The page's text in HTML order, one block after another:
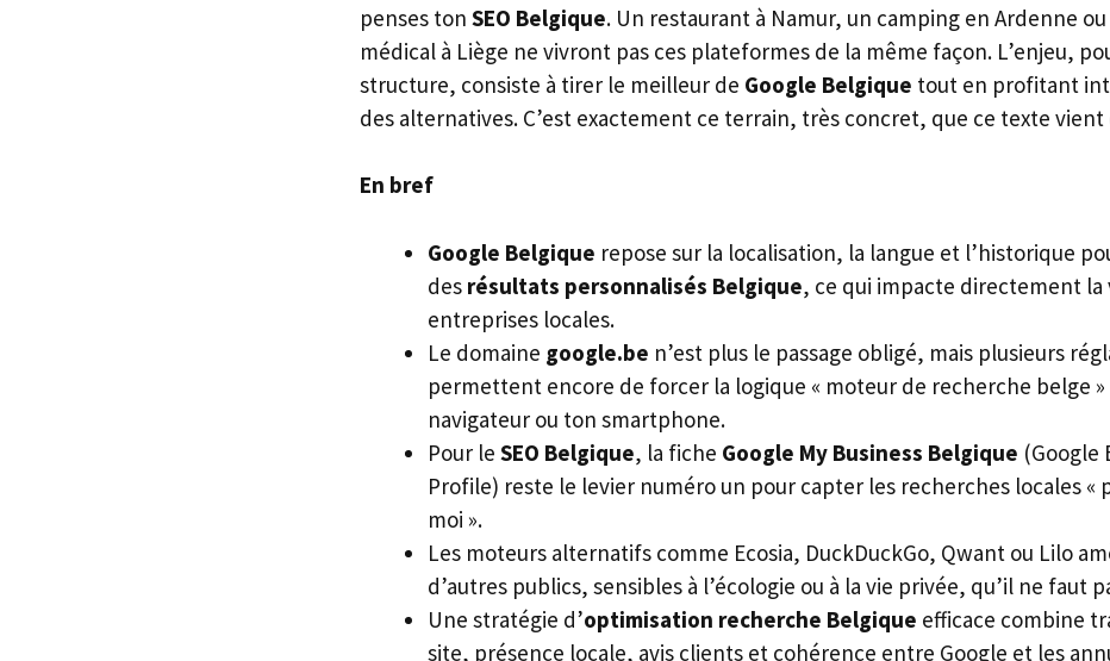
penses ton SEO Belgique. Un restaurant à Namur, un camping en Ardenne
médical à Liège ne vivront pas ces plateformes de la même façon. L’enjeu,
structure, consiste à tirer le meilleur de Google Belgique tout en profitant
des alternatives. C’est exactement ce terrain, très concret, que ce texte
En bref
Google Belgique repose sur la localisation, la langue et l’historique
des résultats personnalisés Belgique, ce qui impacte directement la
entreprises locales.
Le domaine google.be n’est plus le passage obligé, mais plusieurs
permettent encore de forcer la logique « moteur de recherche belge
navigateur ou ton smartphone.
Pour le SEO Belgique, la fiche Google My Business Belgique (Google
Profile) reste le levier numéro un pour capter les recherches locales «
moi ».
Les moteurs alternatifs comme Ecosia, DuckDuckGo, Qwant ou Lilo
d’autres publics, sensibles à l’écologie ou à la vie privée, qu’il ne faut
Une stratégie d’optimisation recherche Belgique efficace combine
site, présence locale, avis clients et cohérence entre Google et les